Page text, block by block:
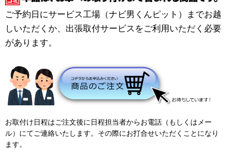
ご予約日にサービス工場（ナビ男くんピット）までお越
しいただくか、出張取付サービスをご利用いただく必要
があります。
お取付け日程はご注文後に日程担当者からお電話（もしくはメー
ル）にてご連絡いたします。その際にお打合せいただくことになり
ます。